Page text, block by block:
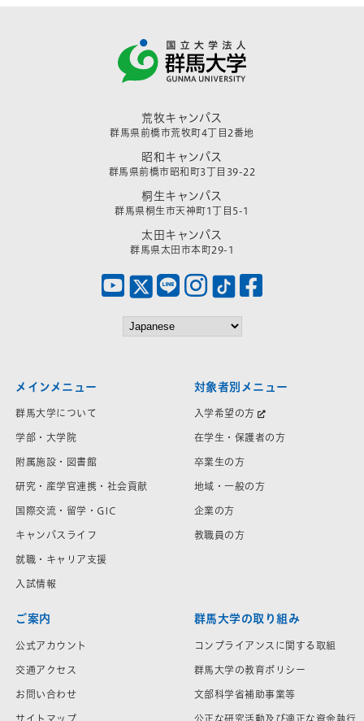
荒牧キャンパス
群馬県前橋市荒牧町4丁目2番地
昭和キャンパス
群馬県前橋市昭和町3丁目39-22
桐生キャンパス
群馬県桐生市天神町1丁目5-1
太田キャンパス
群馬県太田市本町29-1
メインメニュー
群馬大学について
学部・大学院
附属施設・図書館
研究・産学官連携・社会貢献
国際交流・留学・GIC
キャンパスライフ
就職・キャリア支援
入試情報
対象者別メニュー
入学希望の方
在学生・保護者の方
卒業生の方
地域・一般の方
企業の方
教職員の方
ご案内
公式アカウント
交通アクセス
お問い合わせ
サイトマップ
群馬大学の取り組み
コンプライアンスに関する取組
群馬大学の教育ポリシー
文部科学省補助事業等
公正な研究活動及び適正な資金執行